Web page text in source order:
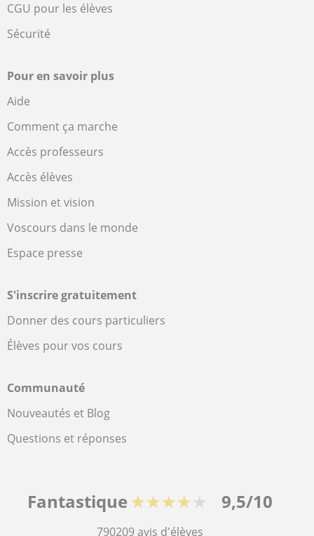
CGU pour les élèves
Sécurité
Pour en savoir plus
Aide
Comment ça marche
Accès professeurs
Accès élèves
Mission et vision
Voscours dans le monde
Espace presse
S'inscrire gratuitement
Donner des cours particuliers
Élèves pour vos cours
Communauté
Nouveautés et Blog
Questions et réponses
Fantastique ★★★★★ 9,5/10
790209avis d'élèves